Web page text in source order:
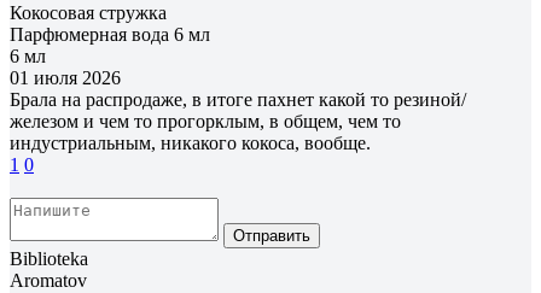
Кокосовая стружка
Парфюмерная вода 6 мл
6 мл
01 июля 2026
Брала на распродаже, в итоге пахнет какой то резиной/
железом и чем то прогорклым, в общем, чем то
индустриальным, никакого кокоса, вообще.
1 0
Отправить
Biblioteka
Aromatov